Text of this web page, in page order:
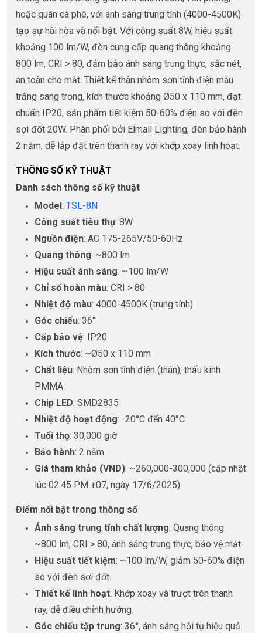
hoặc quán cà phê, với ánh sáng trung tính (4000-4500K)
tạo sự hài hòa và nổi bật. Với công suất 8W, hiệu suất
khoảng 100 lm/W, đèn cung cấp quang thông khoảng
800 lm, CRI > 80, đảm bảo ánh sáng trung thực, sắc nét,
an toàn cho mắt. Thiết kế thân nhôm sơn tĩnh điện màu
trắng sang trọng, kích thước khoảng Ø50 x 110 mm, đạt
chuẩn IP20, sản phẩm tiết kiệm 50-60% điện so với đèn
sợi đốt 20W. Phân phối bởi Elmall Lighting, đèn bảo hành
2 năm, dễ lắp đặt trên thanh ray với khớp xoay linh hoạt.
THÔNG SỐ KỸ THUẬT
Danh sách thông số kỹ thuật
Model : TSL-8N
Công suất tiêu thụ: 8W
Nguồn điện: AC 175-265V/50-60Hz
Quang thông: ~800 lm
Hiệu suất ánh sáng: ~100 lm/W
Chỉ số hoàn màu: CRI > 80
Nhiệt độ màu: 4000-4500K (trung tính)
Góc chiếu: 36°
Cấp bảo vệ: IP20
Kích thước: ~Ø50 x 110 mm
Chất liệu: Nhôm sơn tĩnh điện (thân), thấu kính
PMMA
Chip LED: SMD2835
Nhiệt độ hoạt động: -20°C đến 40°C
Tuổi thọ: 30,000 giờ
Bảo hành: 2 năm
Giá tham khảo (VND): ~260,000-300,000 (cập nhật
lúc 02:45 PM +07, ngày 17/6/2025)
Điểm nổi bật trong thông số
Ánh sáng trung tính chất lượng: Quang thông
~800 lm, CRI > 80, ánh sáng trung thực, bảo vệ mắt.
Hiệu suất tiết kiệm: ~100 lm/W, giảm 50-60% điện
so với đèn sợi đốt.
Thiết kế linh hoạt: Khớp xoay và trượt trên thanh
ray, dễ điều chỉnh hướng.
Góc chiếu tập trung: 36°, ánh sáng hội tụ hiệu quả.